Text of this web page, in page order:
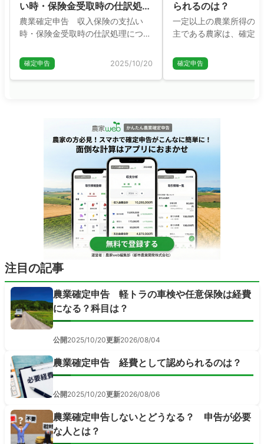
い時・保険金受取時の仕訳処理
について
農業確定申告 収入保険の支払い
時・保険金受取時の仕訳処理につい
確定申告 2025/10/20
られるのは？
一定以上の農業所得の
主である農家は、確定
経費としてみとめられ
か。ここでは実際の経
や、どの科目に分類す
確定申告
注目の記事
農業確定申告 軽トラの車検や任意保険は経費
になる？科目は？
公開2025/10/20更新2026/08/04
農業確定申告 経費として認められるのは？
公開2025/10/20更新2026/08/06
農業確定申告しないとどうなる？ 申告が必要
な人とは？